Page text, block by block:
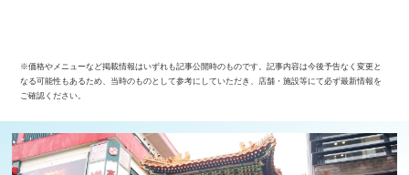
※価格やメニューなど掲載情報はいずれも記事公開時のものです。記事内容は今後予告なく変更と
なる可能性もあるため、当時のものとして参考にしていただき、店舗・施設等にて必ず最新情報を
ご確認ください。